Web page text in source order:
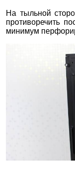
На тыльной
противоречить
минимум